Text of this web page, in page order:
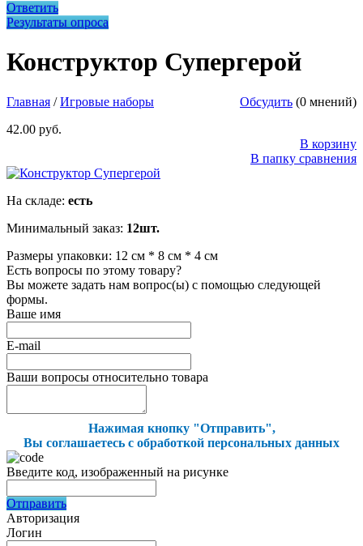
Ответить
Результаты опроса
см http://parkservis.ru/data/small/07045.jpg
http://parkservis.ru/product_3526.html 5 1 42 USD In stock
Конструктор Супергерой
Обсудить (0 мнений)
Главная /Игровые наборы
42.00 руб.
В корзину
В папку сравнения
На складе: есть
Минимальный заказ: 12шт.
Размеры упаковки: 12 см * 8 см * 4 см
Есть вопросы по этому товару?
Вы можете задать нам вопрос(ы) с помощью следующей
формы.
Ваше имя
E-mail
Ваши вопросы относительно товара
Нажимая кнопку "Отправить",
Вы соглашаетесь с обработкой персональных данных
Введите код, изображенный на рисунке
Отправить
Авторизация
Логин